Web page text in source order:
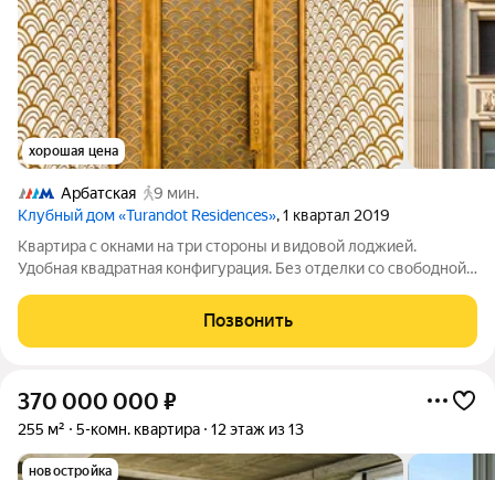
хорошая цена
Арбатская
9 мин.
Клубный дом «Turandot Residences», 1 квартал 2019
Квартира с окнами на три стороны и видовой лоджией.
Удобная квадратная конфигурация. Без отделки со свободной
дом с квартирами класса de luxe, располагающийся в переулках
Старого Арбата
Позвонить
370 000 000 ₽
255 м² 5-комн. квартира 12 этаж из 13
новостройка